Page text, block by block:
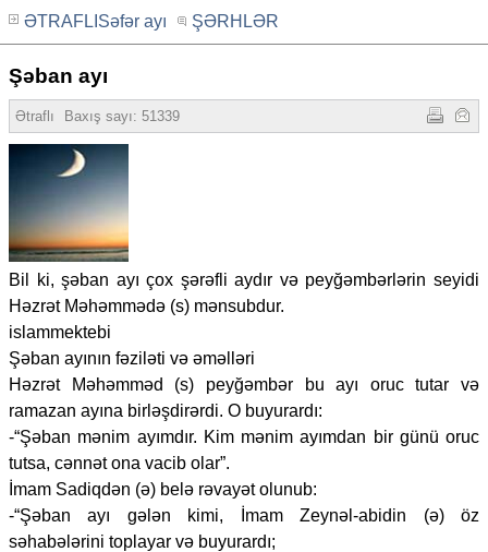
ƏTRAFLISəfər ayı
ŞƏRHLƏR
Şəban ayı
Ətraflı Baxış sayı: 51339
Bil ki, şəban ayı çox şərəfli aydır və peyğəmbərlərin seyidi
Həzrət Məhəmmədə (s) mənsubdur.
islammektebi
Şəban ayının fəziləti və əməlləri
Həzrət Məhəmməd (s) peyğəmbər bu ayı oruc tutar və
ramazan ayına birləşdirərdi. O buyurardı:
-“Şəban mənim ayımdır. Kim mənim ayımdan bir günü oruc
tutsa, cənnət ona vacib olar”.
İmam Sadiqdən (ə) belə rəvayət olunub:
-“Şəban ayı gələn kimi, İmam Zeynəl-abidin (ə) öz
səhabələrini toplayar və buyurardı;